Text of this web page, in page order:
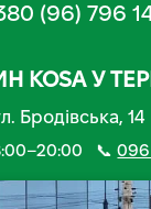
(96) 796
KOSA У
Бродівська, 14
📞096